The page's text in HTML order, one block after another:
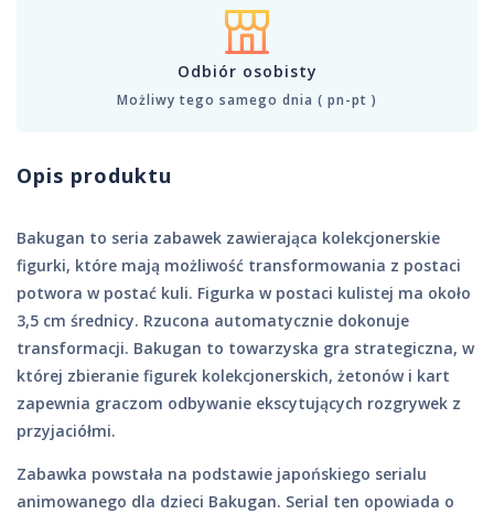
Odbiór osobisty
Możliwy tego samego dnia ( pn-pt )
Opis produktu
Bakugan to seria zabawek zawierająca kolekcjonerskie
figurki, które mają możliwość transformowania z postaci
potwora w postać kuli. Figurka w postaci kulistej ma około
3,5 cm średnicy. Rzucona automatycznie dokonuje
transformacji. Bakugan to towarzyska gra strategiczna, w
której zbieranie figurek kolekcjonerskich, żetonów i kart
zapewnia graczom odbywanie ekscytujących rozgrywek z
przyjaciółmi.
Zabawka powstała na podstawie japońskiego serialu
animowanego dla dzieci Bakugan. Serial ten opowiada o